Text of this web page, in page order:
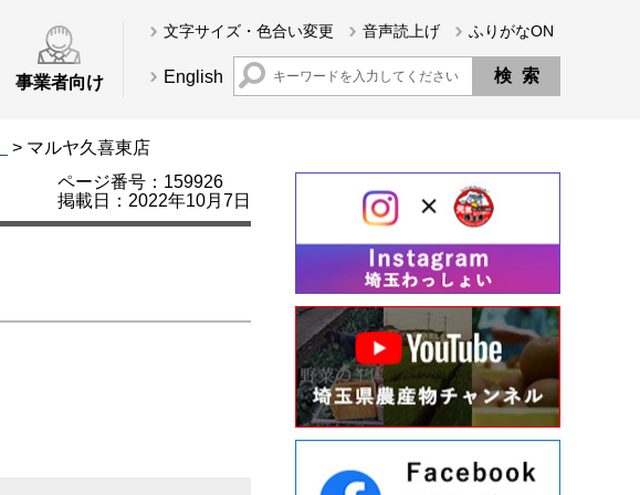
事業者向け
文字サイズ・色合い変更 音声読上げ ふりがなON
English
> マルヤ久喜東店
ページ番号：159926
掲載日：2022年10月7日